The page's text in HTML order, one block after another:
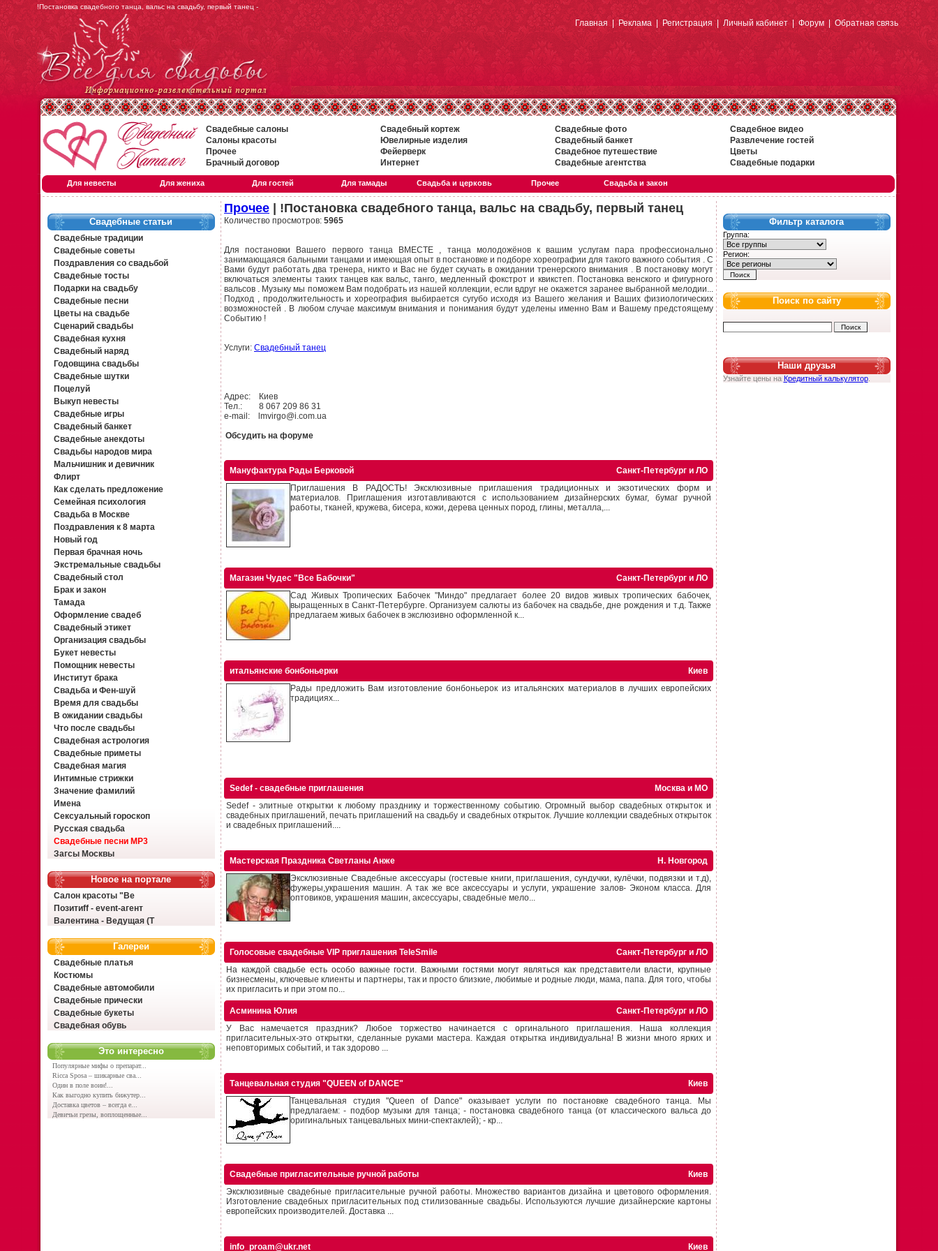
!Постановка свадебного танца, вальс на свадьбу, первый танец -
Главная|Реклама|Регистрация| Личный кабинет|Форум| Обратная связь
Свадебные салоны Свадебный кортеж Свадебные фото
Свадебное видео
Салоны красоты
Ювелирные изделия Свадебный банкет
Развлечение гостей
Прочее
Фейерверк Свадебное путешествие
Цветы
Брачный договор
Интернет Свадебные агентства Свадебные подарки
Для невесты Для жениха Для гостей Для тамады Свадьба и церковь Прочее Свадьба и закон
Свадебные статьи
Свадебные традиции
Свадебные советы
Поздравления со свадьбой
Свадебные тосты
Подарки на свадьбу
Свадебные песни
Цветы на свадьбе
Сценарий свадьбы
Свадебная кухня
Свадебный наряд
Годовщина свадьбы
Свадебные шутки
Поцелуй
Выкуп невесты
Свадебные игры
Свадебный банкет
Свадебные анекдоты
Свадьбы народов мира
Мальчишник и девичник
Флирт
Как сделать предложение
Семейная психология
Свадьба в Москве
Поздравления к 8 марта
Новый год
Первая брачная ночь
Экстремальные свадьбы
Свадебный стол
Брак и закон
Тамада
Оформление свадеб
Свадебный этикет
Организация свадьбы
Букет невесты
Помощник невесты
Институт брака
Свадьба и Фен-шуй
Время для свадьбы
В ожидании свадьбы
Что после свадьбы
Свадебная астрология
Свадебные приметы
Свадебная магия
Интимные стрижки
Значение фамилий
Имена
Сексуальный гороскоп
Русская свадьба
Свадебные песни MP3
Загсы Москвы
Новое на портале
Салон красоты "Ве
Позитиff - event-агент
Валентина - Ведущая (Т
Галереи
Свадебные платья
Костюмы
Свадебные автомобили
Свадебные прически
Свадебные букеты
Свадебная обувь
Это интересно
Популярные мифы о препарат...
Ricca Sposa – шикарные сва...
Один в поле воин!...
Как выгодно купить бижутер...
Доставка цветов – всегда е...
Девичьи грезы, воплощенные...
Прочее | !Постановка свадебного танца, вальс на свадьбу, первый танец
Количество просмотров: 5965
Для постановки Вашего первого танца ВМЕСТЕ , танца молодожёнов к вашим услугам пара профессионально
занимающаяся бальными танцами и имеющая опыт в постановке и подборе хореографии для такого важного события . С
Вами будут работать два тренера, никто и Вас не будет скучать в ожидании тренерского внимания . В постановку могут
включаться элементы таких танцев как вальс, танго, медленный фокстрот и квикстеп. Постановка венского и фигурного
вальсов . Музыку мы поможем Вам подобрать из нашей коллекции, если вдруг не окажется заранее выбранной мелодии...
Подход , продолжительность и хореография выбирается сугубо исходя из Вашего желания и Ваших физиологических
возможностей . В любом случае максимум внимания и понимания будут уделены именно Вам и Вашему предстоящему
Событию !
Услуги: Свадебный танец
Адрес: Киев
Тел.: 8 067 209 86 31
e-mail: lmvirgo@i.com.ua
Обсудить на форуме
Мануфактура Рады Берковой
Санкт-Петербург и ЛО
Приглашения В РАДОСТЬ! Эксклюзивные приглашения традиционных и экзотических форм и
материалов. Приглашения изготавливаются с использованием дизайнерских бумаг, бумаг ручной
работы, тканей, кружева, бисера, кожи, дерева ценных пород, глины, металла,...
Магазин Чудес "Все Бабочки"
Санкт-Петербург и ЛО
Сад Живых Тропических Бабочек "Миндо" предлагает более 20 видов живых тропических бабочек,
выращенных в Санкт-Петербурге. Организуем салюты из бабочек на свадьбе, дне рождения и т.д. Также
предлагаем живых бабочек в экслюзивно оформленной к...
итальянские бонбоньерки
Киев
Рады предложить Вам изготовление бонбоньерок из итальянских материалов в лучших европейских
традициях...
Sedef - свадебные приглашения
Москва и МО
Sedef - элитные открытки к любому празднику и торжественному событию. Огромный выбор свадебных открыток и
свадебных приглашений, печать приглашений на свадьбу и свадебных открыток. Лучшие коллекции свадебных открыток
и свадебных приглашений....
Мастерская Праздника Светланы Анже
Н. Новгород
Эксклюзивные Свадебные аксессуары (гостевые книги, приглашения, сундучки, кулёчки, подвязки и т.д),
фужеры,украшения машин. А так же все аксессуары и услуги, украшение залов- Эконом класса. Для
оптовиков, украшения машин, аксессуары, свадебные мело...
Голосовые свадебные VIP приглашения TeleSmile
Санкт-Петербург и ЛО
На каждой свадьбе есть особо важные гости. Важными гостями могут являться как представители власти, крупные
бизнесмены, ключевые клиенты и партнеры, так и просто близкие, любимые и родные люди, мама, папа. Для того, чтобы
их пригласить и при этом по...
Асминина Юлия
Санкт-Петербург и ЛО
У Вас намечается праздник? Любое торжество начинается с оргинального приглашения. Наша коллекция
пригласительных-это открытки, сделанные руками мастера. Каждая открытка индивидуальна! В жизни много ярких и
неповторимых событий, и так здорово ...
Танцевальная студия "QUEEN of DANCE"
Киев
Танцевальная студия "Queen of Dance" оказывает услуги по постановке свадебного танца. Мы
предлагаем: - подбор музыки для танца; - постановка свадебного танца (от классического вальса до
оригинальных танцевальных мини-спектаклей); - кр...
Свадебные пригласительные ручной работы
Киев
Эксклюзивные свадебные пригласительные ручной работы. Множество вариантов дизайна и цветового оформления.
Изготовление свадебных пригласительных под стилизованные свадьбы. Используются лучшие дизайнерские картоны
европейских производителей. Доставка ...
info_proam@ukr.net Киев
Фильтр каталога
Группа:
Регион:
Поиск по сайту
Наши друзья
Узнайте цены на Кредитный калькулятор.